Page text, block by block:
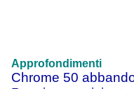
Approfondimenti
Chrome 50